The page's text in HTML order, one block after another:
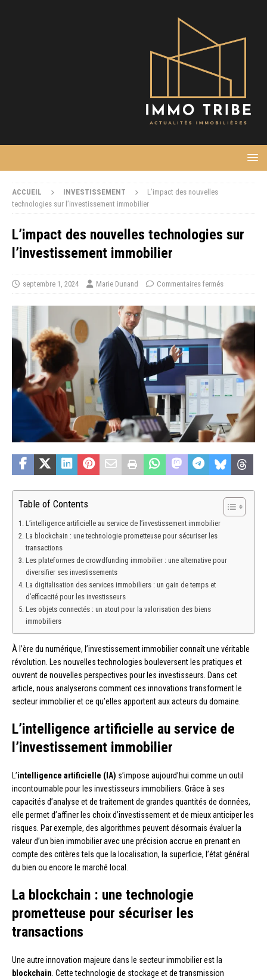
ACCUEIL INVESTISSEMENT
L’impact des nouvelles
technologies sur l’investissement immobilier
L’impact des nouvelles technologies sur
l’investissement immobilier
septembre 1, 2024 Marie Dunand Commentaires fermés
Table of Contents
L’intelligence artificielle au service de l’investissement immobilier
La blockchain : une technologie prometteuse pour sécuriser les
transactions
Les plateformes de crowdfunding immobilier : une alternative pour
diversifier ses investissements
La digitalisation des services immobiliers : un gain de temps et
d’efficacité pour les investisseurs
Les objets connectés : un atout pour la valorisation des biens
immobiliers
À l’ère du numérique, l’investissement immobilier connaît une véritable
révolution. Les nouvelles technologies bouleversent les pratiques et
ouvrent de nouvelles perspectives pour les investisseurs. Dans cet
article, nous analyserons comment ces innovations transforment le
secteur immobilier et ce qu’elles apportent aux acteurs du domaine.
L’intelligence artificielle au service de
l’investissement immobilier
L’intelligence artificielle (IA) s’impose aujourd’hui comme un outil
incontournable pour les investisseurs immobiliers. Grâce à ses
capacités d’analyse et de traitement de grandes quantités de données,
elle permet d’affiner les choix d’investissement et de mieux anticiper les
risques. Par exemple, des algorithmes peuvent désormais évaluer la
valeur d’un bien immobilier avec une précision accrue en prenant en
compte des critères tels que la localisation, la superficie, l’état général
du bien ou encore le marché local.
La blockchain : une technologie
prometteuse pour sécuriser les
transactions
Une autre innovation majeure dans le secteur immobilier est la
blockchain . Cette technologie de stockage et de transmission